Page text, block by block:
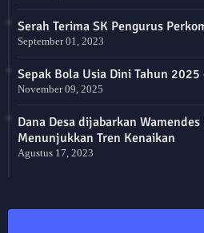
Serah Terima SK Pengurus
September 01, 2023
Sepak Bola Usia Dini Tahun
November 09, 2025
Dana Desa dijabarkan
Menunjukkan Tren Kenaikan
Agustus 17, 2023